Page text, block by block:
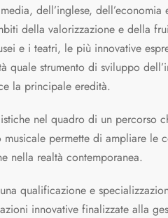
dell’inglese,
della valorizzazione e della
e i teatri, le più innovative
quale strumento di sviluppo
la principale eredità.
nel quadro di un percorso
permette di ampliare le
nella realtà contemporanea.
qualificazione e
innovative finalizzate alla